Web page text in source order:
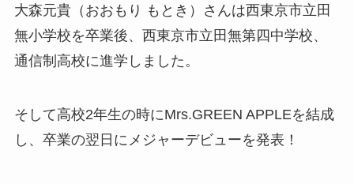
大森元貴（おおもり もとき）さんは西東京市立田
無小学校を卒業後、西東京市立田無第四中学校、
通信制高校に進学しました。
そして高校2年生の時にMrs.GREEN APPLEを結成
し、卒業の翌日にメジャーデビューを発表！